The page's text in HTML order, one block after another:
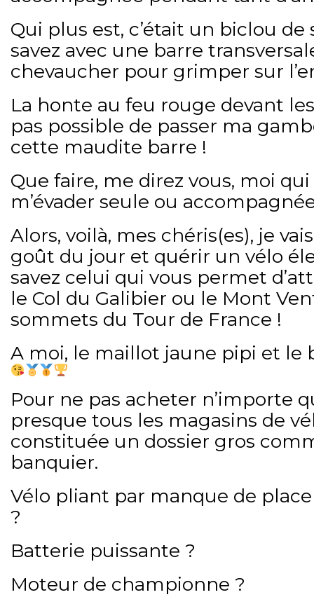
Qui plus est, c’était un biclou de
savez avec une barre
chevaucher pour grimper sur
La honte au feu rouge devant
pas possible de passer ma
cette maudite barre !
Que faire, me direz vous, moi
m’évader seule ou
Alors, voilà, mes chéris(es), je
goût du jour et quérir un vélo
savez celui qui vous permet
le Col du Galibier ou le Mont
sommets du Tour de France !
A moi, le maillot jaune pipi et le
Pour ne pas acheter n’importe
presque tous les magasins de
constituée un dossier gros
banquier.
Vélo pliant par manque de
?
Batterie puissante ?
Moteur de championne ?